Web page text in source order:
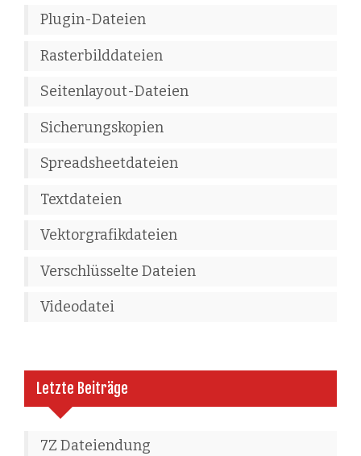
Plugin-Dateien
Rasterbilddateien
Seitenlayout-Dateien
Sicherungskopien
Spreadsheetdateien
Textdateien
Vektorgrafikdateien
Verschlüsselte Dateien
Videodatei
Letzte Beiträge
7Z Dateiendung